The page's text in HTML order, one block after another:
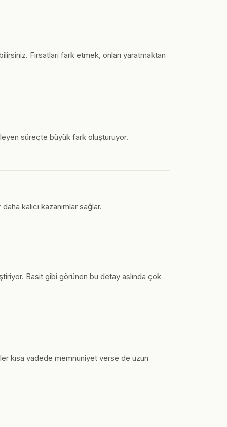
Fırsatları fark etmek, onları yaratmaktan
süreçte büyük fark oluşturuyor.
kalıcı kazanımlar sağlar.
Basit gibi görünen bu detay aslında çok
kısa vadede memnuniyet verse de uzun